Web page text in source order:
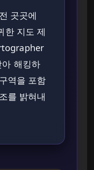
곳곳에
한 지도 제
해킹하
역을 포함
를 밝혀내